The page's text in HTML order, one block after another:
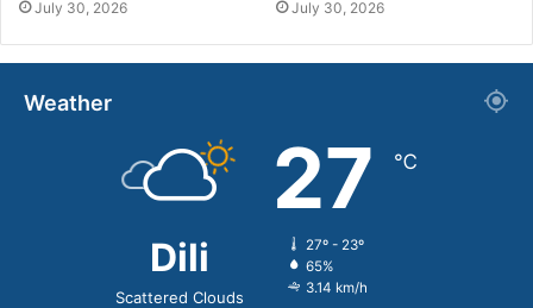
July 30, 2026 July 30, 2026
Weather
Dili
Scattered Clouds
27 ℃
27º - 23º
65%
3.14 km/h